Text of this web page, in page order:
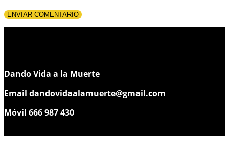
Dando Vida a la Muerte
Email dandovidaalamuerte@gmail.com
Móvil 666 987 430